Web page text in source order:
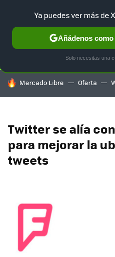
SELECCIÓN GAMING
HOY SE HABLA DE
Mercado Libre Oferta
Twitter se alía
para mejorar la
tweets
Ya puedes ver más de
Añádenos
Solo necesitas una